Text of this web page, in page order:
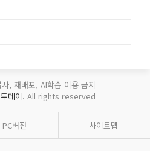
, 재배포, AI학습 이용 금지
데이. All rights reserved
PC버전 사이트맵